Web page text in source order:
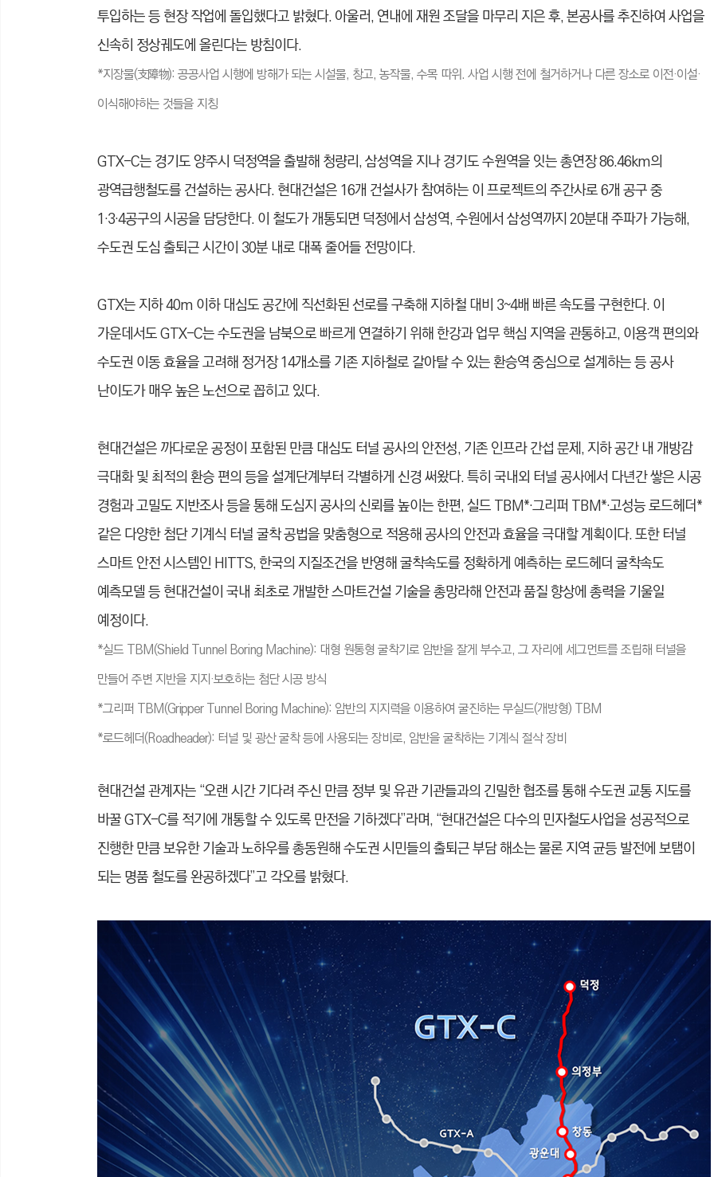
투입하는 등 현장 작업에 돌입했다고 밝혔다. 아울러, 연내에 재원 조달을 마무리 지은 후, 본공사를 추진하여 사업을
신속히 정상궤도에 올린다는 방침이다.
*지장물(支障物): 공공사업 시행에 방해가 되는 시설물, 창고, 농작물, 수목 따위. 사업 시행 전에 철거하거나 다른 장소로 이전·이설·
이식해야하는 것들을 지칭
GTX-C는 경기도 양주시 덕정역을 출발해 청량리, 삼성역을 지나 경기도 수원역을 잇는 총연장 86.46km의
광역급행철도를 건설하는 공사다. 현대건설은 16개 건설사가 참여하는 이 프로젝트의 주간사로 6개 공구 중
1·3·4공구의 시공을 담당한다. 이 철도가 개통되면 덕정에서 삼성역, 수원에서 삼성역까지 20분대 주파가 가능해,
수도권 도심 출퇴근 시간이 30분 내로 대폭 줄어들 전망이다.
GTX는 지하 40m 이하 대심도 공간에 직선화된 선로를 구축해 지하철 대비 3~4배 빠른 속도를 구현한다. 이
가운데서도 GTX-C는 수도권을 남북으로 빠르게 연결하기 위해 한강과 업무 핵심 지역을 관통하고, 이용객 편의와
수도권 이동 효율을 고려해 정거장 14개소를 기존 지하철로 갈아탈 수 있는 환승역 중심으로 설계하는 등 공사
난이도가 매우 높은 노선으로 꼽히고 있다.
현대건설은 까다로운 공정이 포함된 만큼 대심도 터널 공사의 안전성, 기존 인프라 간섭 문제, 지하 공간 내 개방감
극대화 및 최적의 환승 편의 등을 설계단계부터 각별하게 신경 써왔다. 특히 국내외 터널 공사에서 다년간 쌓은 시공
경험과 고밀도 지반조사 등을 통해 도심지 공사의 신뢰를 높이는 한편, 실드 TBM*·그리퍼 TBM*·고성능 로드헤더*
같은 다양한 첨단 기계식 터널 굴착 공법을 맞춤형으로 적용해 공사의 안전과 효율을 극대할 계획이다. 또한 터널
스마트 안전 시스템인 HITTS, 한국의 지질조건을 반영해 굴착속도를 정확하게 예측하는 로드헤더 굴착속도
예측모델 등 현대건설이 국내 최초로 개발한 스마트건설 기술을 총망라해 안전과 품질 향상에 총력을 기울일
예정이다.
*실드 TBM(Shield Tunnel Boring Machine): 대형 원통형 굴착기로 암반을 잘게 부수고, 그 자리에 세그먼트를 조립해 터널을
만들어 주변 지반을 지지·보호하는 첨단 시공 방식
*그리퍼 TBM(Gripper Tunnel Boring Machine): 암반의 지지력을 이용하여 굴진하는 무실드(개방형) TBM
*로드헤더(Roadheader): 터널 및 광산 굴착 등에 사용되는 장비로, 암반을 굴착하는 기계식 절삭 장비
현대건설 관계자는 “오랜 시간 기다려 주신 만큼 정부 및 유관 기관들과의 긴밀한 협조를 통해 수도권 교통 지도를
바꿀 GTX-C를 적기에 개통할 수 있도록 만전을 기하겠다”라며, “현대건설은 다수의 민자철도사업을 성공적으로
진행한 만큼 보유한 기술과 노하우를 총동원해 수도권 시민들의 출퇴근 부담 해소는 물론 지역 균등 발전에 보탬이
되는 명품 철도를 완공하겠다”고 각오를 밝혔다.